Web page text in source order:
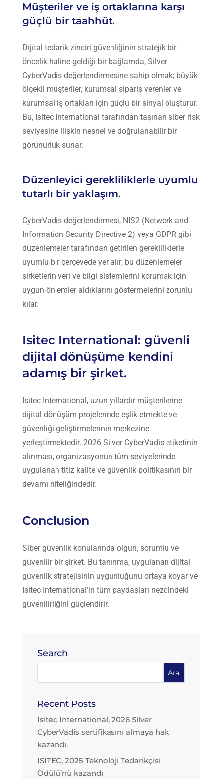
Search
Recent Posts
Isitec International, 2026 Silver
CyberVadis sertifikasını almaya hak
kazandı.
ISITEC, 2025 Teknoloji Tedarikçisi
Ödülü’nü kazandı
Müşteriler ve iş ortaklarına karşı
güçlü bir taahhüt.
Dijital tedarik zinciri güvenliğinin stratejik bir
öncelik haline geldiği bir bağlamda, Silver
CyberVadisdeğerlendirmesine sahip olmak; büyük
ölçekli müşteriler, kurumsal sipariş verenler ve
kurumsal iş ortakları için güçlü bir sinyal oluşturur.
Bu, Isitec International tarafından taşınan siber risk
seviyesine ilişkin nesnel ve doğrulanabilir bir
görünürlük sunar.
Düzenleyici gerekliliklerle uyumlu
tutarlı bir yaklaşım.
CyberVadisdeğerlendirmesi, NIS2 (Network and
Information Security Directive 2) veya GDPR gibi
düzenlemeler tarafından getirilen gerekliliklerle
uyumlu bir çerçevede yer alır; bu düzenlemeler
şirketlerin veri ve bilgi sistemlerini korumak için
uygun önlemler aldıklarını göstermelerini zorunlu
kılar.
Isitec International: güvenli
dijital dönüşüme kendini
adamış bir şirket.
Isitec International, uzun yıllardır müşterilerine
dijital dönüşüm projelerinde eşlik etmekte ve
güvenliği geliştirmelerinin merkezine
yerleştirmektedir. 2026 Silver CyberVadisetiketinin
alınması, organizasyonun tüm seviyelerinde
uygulanan titiz kalite ve güvenlik politikasının bir
devamı niteliğindedir.
Conclusion
Siber güvenlik konularında olgun, sorumlu ve
güvenilir bir şirket. Bu tanınma, uygulanan dijital
güvenlik stratejisinin uygunluğunu ortaya koyar ve
Isitec International’in tüm paydaşları nezdindeki
güvenilirliğini güçlendirir.